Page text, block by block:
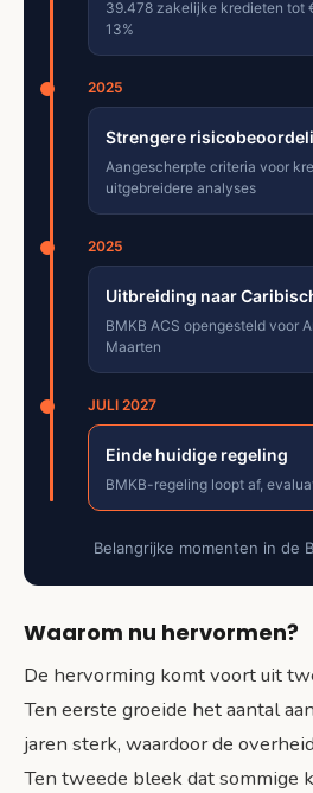
39.478 zakelijke kredieten tot
13%
2025
Strengere
Aangescherpte criteria voor
uitgebreidere analyses
2025
Uitbreiding naar
BMKB ACS opengesteld voor
Maarten
JULI 2027
Einde huidige regeling
BMKB-regeling loopt af,
Belangrijke momenten in de
Waarom nu hervormen?
De hervorming komt voort uit
Ten eerste groeide het aantal
jaren sterk, waardoor de
Ten tweede bleek dat sommige